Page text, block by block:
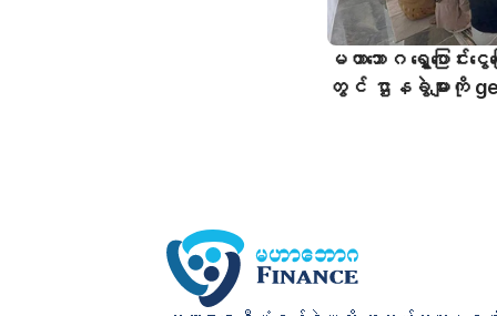
မဟာဘောဂ ရွှေ့ပြေ
တွင် ဌာနခွဲများကို